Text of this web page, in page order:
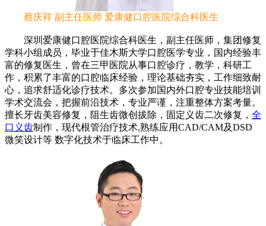
蔡庆祥 副主任医师 爱康健口腔医院综合科医生
深圳爱康健口腔医院综合科医生，副主任医师，集团修复
学科小组成员，毕业于佳木斯大学口腔医学专业，国内经验丰
富的修复医生，曾在三甲医院从事口腔诊疗，教学，科研工
作，积累了丰富的口腔临床经验，理论基础夯实，工作细致耐
心，追求舒适化诊疗技术。多次参加国内外口腔专业技能培训
学术交流会，把握前沿技术，专业严谨，注重整体方案考量。
擅长牙齿美容修复，阻生齿微创拔除，固定义齿二次修复， 全
口义齿制作，现代根管治疗技术,熟练应用CAD/CAM及DSD
微笑设计等 数字化技术于临床工作中。